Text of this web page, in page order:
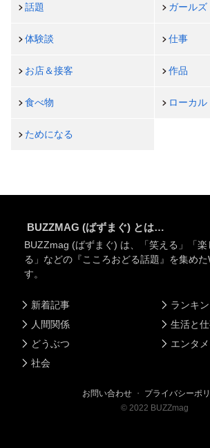
話題 ガールズ
体験談 仕事
お店＆接客 作品
食べ物 ローカル
ためになる
BUZZMAG (ばずまぐ) とは…
BUZZmag (ばずまぐ) は、「笑える」「
る」などの『こころおどる話題』を集め
す。
新着記事
人間関係
どうぶつ
社会
ランキ
生活と
エンタメ
お問い合わせ ・ プライバシーポ
© 2022 BUZZmag